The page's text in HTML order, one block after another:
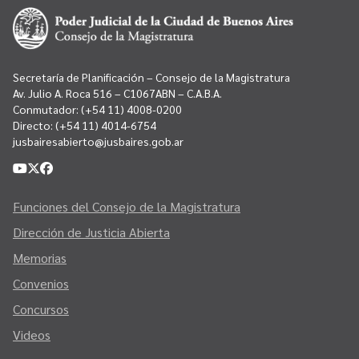
Secretaría de Planificación – Consejo de la Magistratura
Av. Julio A. Roca 516 – C1067ABN – C.A.B.A.
Conmutador: (+54 11) 4008-0200
Directo: (+54 11) 4014-6754
jusbairesabierto@jusbaires.gob.ar
Funciones del Consejo de la Magistratura
Dirección de Justicia Abierta
Memorias
Convenios
Concursos
Videos